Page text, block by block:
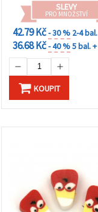
SLEVY
PRO MNOŽSTVÍ
42.79 Kč- 30 % 2-4 bal.
36.68 Kč- 40 %5 bal. +
KOUPIT